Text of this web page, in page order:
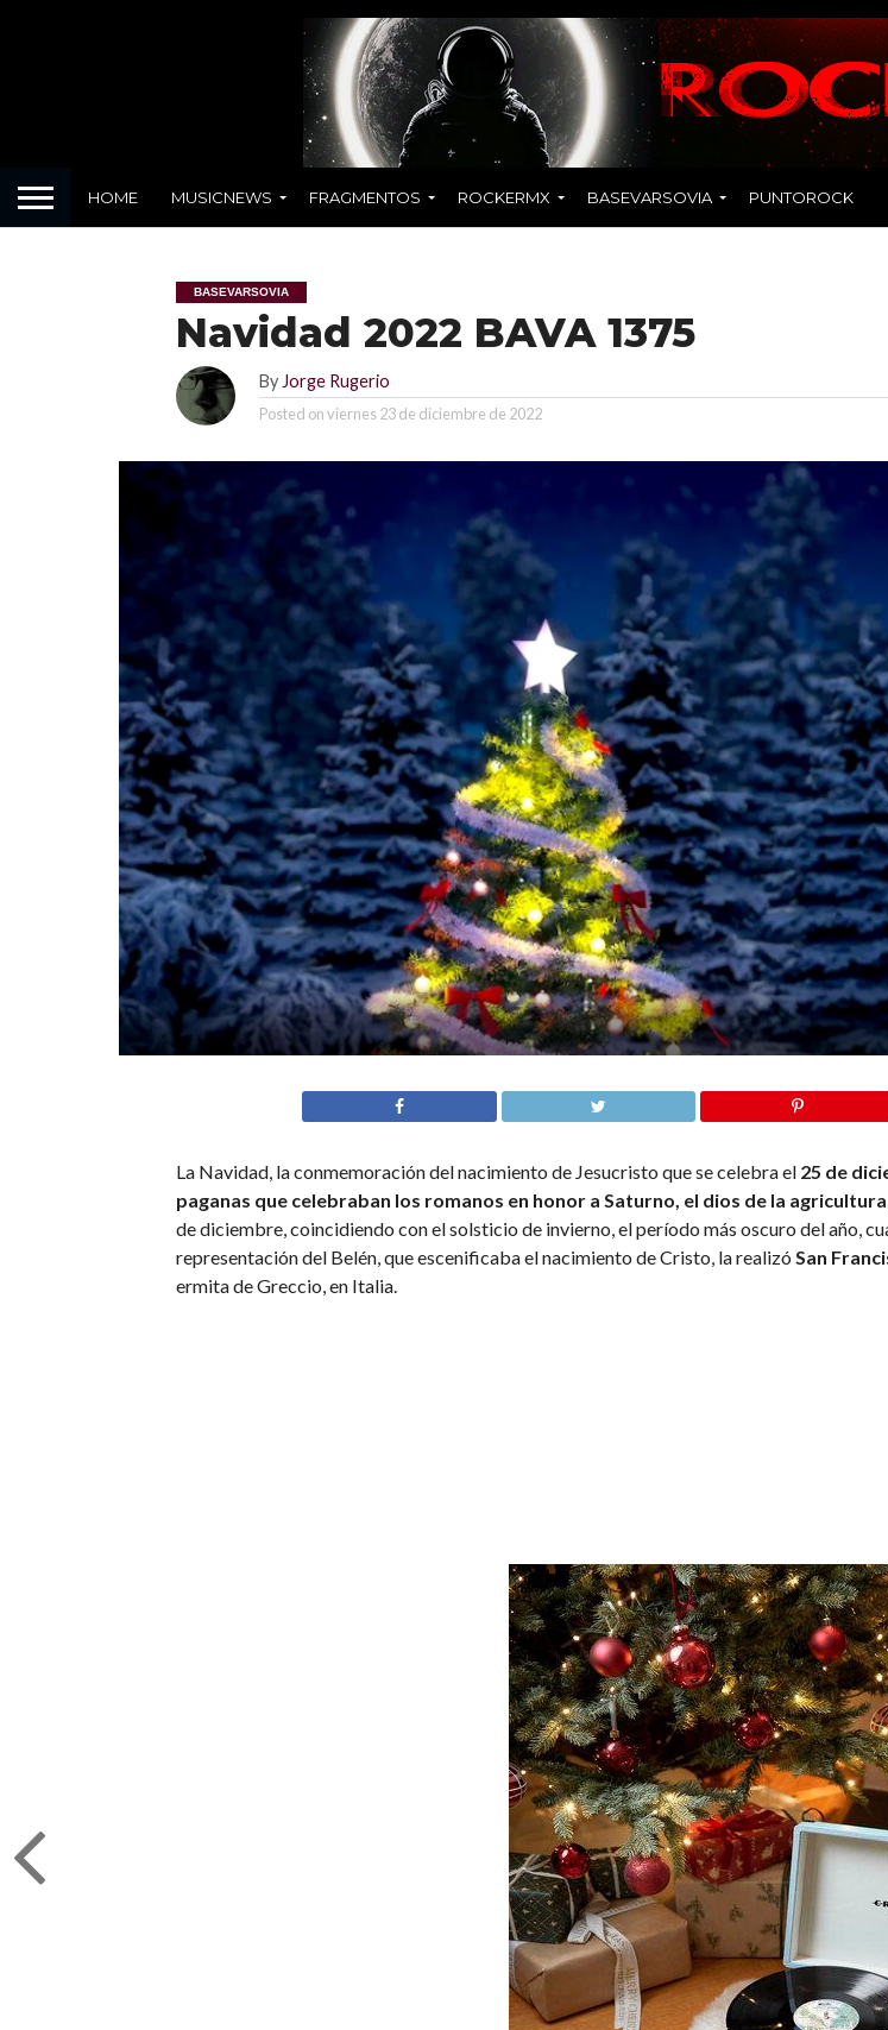
HOME MUSICNEWS FRAGMENTOS ROCKERMX BASEVARSOVIA PUNTOROCK
BASEVARSOVIA
Navidad 2022 BAVA 1375
By Jorge Rugerio
Posted onviernes 23 de diciembre de 2022
La Navidad, la conmemoración del nacimiento de Jesucristo que se celebra el 25 de
paganas que celebraban los romanos en honor a Saturno, el dios de la agricultura
de diciembre, coincidiendo con el solsticio de invierno, el período más oscuro del año,
representación del Belén, que escenificaba el nacimiento de Cristo, la realizó San
ermita de Greccio, en Italia.